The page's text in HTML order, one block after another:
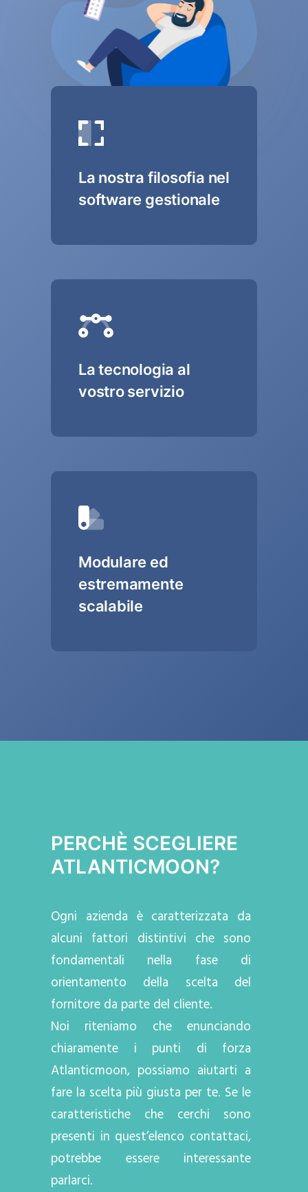
La nostra filosofia nel
software gestionale
La tecnologia al
vostro servizio
Modulare ed
estremamente
scalabile
PERCHÈ SCEGLIERE
ATLANTICMOON?
Ogni azienda è caratterizzata da
alcuni fattori distintivi che sono
fondamentali nella fase di
orientamento della scelta del
fornitore da parte del cliente.
Noi riteniamo che enunciando
chiaramente i punti di forza
Atlanticmoon, possiamo aiutarti a
fare la scelta più giusta per te. Se le
caratteristiche che cerchi sono
presenti in quest’elenco contattaci,
potrebbe essere interessante
parlarci.